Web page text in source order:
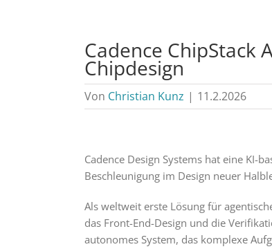
Cadence ChipStack
Chipdesign
Von Christian Kunz | 11.2.2026
Cadence Design Systems hat eine KI-
Beschleunigung im Design neuer
Als weltweit erste Lösung für
das Front-End-Design und die
autonomes System, das komplexe